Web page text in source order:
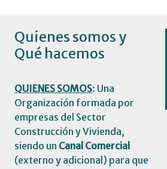
Quienes somos y
Qué hacemos
QUIENES SOMOS: Una
Organización formada por
empresas del Sector
Construcción y Vivienda,
siendo un Canal Comercial
(externo y adicional) para que